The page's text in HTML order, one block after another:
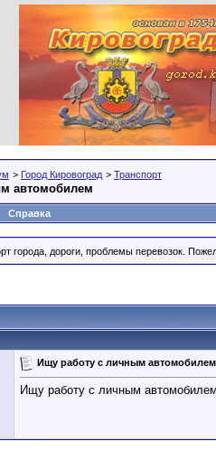
> Город Кировоград > Транспорт
автомобилем
Справка
города, дороги, проблемы перевозок.
Ищу работу с личным автомобилем
Ищу работу с личным